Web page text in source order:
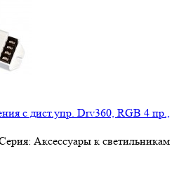
с дист.упр. Drv360, RGB 4 пр.,
Аксессуары к светильникам